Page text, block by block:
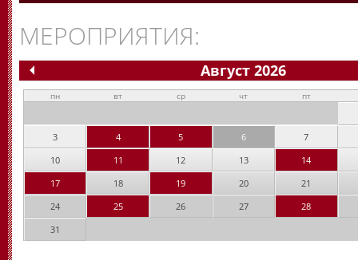
МЕРОПРИЯТИЯ:
Август 2026
пн вт ср чт пт
3 4 5 6
7
10
11 12 13
14
17
18 19 20
21
24
25 26 27
28
31